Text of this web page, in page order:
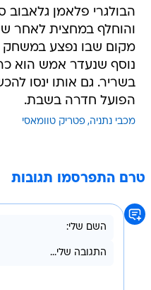
הבולגרי פלאמן גלאבוב
והוחלף במחצית לאחר
מקום שבו נפצע במשחק
נוסף שנעדר אמש הוא
בשריר. גם אותו ינסו
הפועל חדרה בשבת.
מכבי נתניה פטריק טוומאסי
טרם התפרסמו תגובות